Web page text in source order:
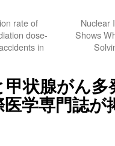
rate of
dose-
in
Nuclear
Shows
甲状腺がん
学専門誌